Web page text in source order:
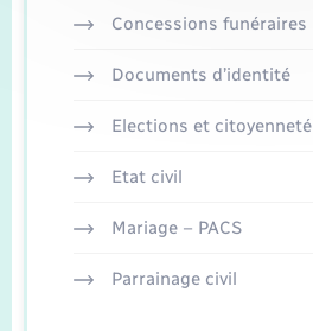
Concessions funéraires
Documents d’identité
Elections et citoyenneté
Etat civil
Mariage – PACS
Parrainage civil